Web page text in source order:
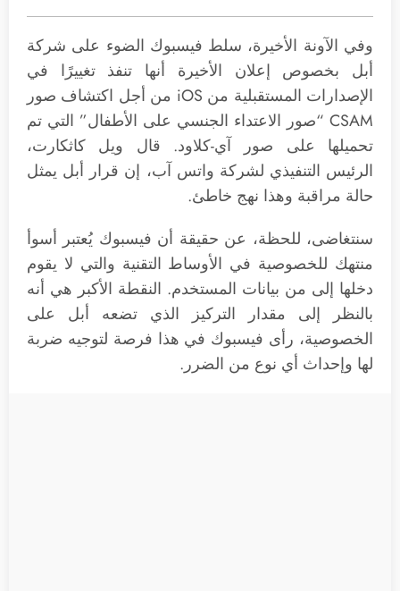
وفي الآونة الأخيرة، سلط فيسبوك الضوء على شركة
أبل بخصوص إعلان الأخيرة أنها تنفذ تغييرًا في
الإصدارات المستقبلية من iOS من أجل اكتشاف صور
CSAM “صور الاعتداء الجنسي على الأطفال” التي تم
تحميلها على صور آي-كلاود. قال ويل كاثكارت،
الرئيس التنفيذي لشركة واتس آب، إن قرار أبل يمثل
حالة مراقبة وهذا نهج خاطئ.
سنتغاضى، للحظة، عن حقيقة أن فيسبوك يُعتبر أسوأ
منتهك للخصوصية في الأوساط التقنية والتي لا يقوم
دخلها إلى من بيانات المستخدم. النقطة الأكبر هي أنه
بالنظر إلى مقدار التركيز الذي تضعه أبل على
الخصوصية، رأى فيسبوك في هذا فرصة لتوجيه ضربة
لها وإحداث أي نوع من الضرر.